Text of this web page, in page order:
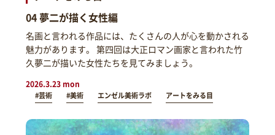
04 夢二が描く女性編
名画と言われる作品には、たくさんの人が心を動かされる
魅力があります。 第四回は大正ロマン画家と言われた竹
久夢二が描いた女性たちを見てみましょう。
2026.3.23 mon
#芸術 #美術 エンゼル美術ラボ アートをみる目